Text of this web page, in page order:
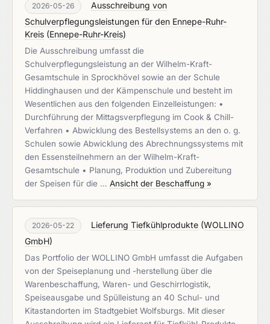
2026-05-26
Ausschreibung von
Schulverpflegungsleistungen für den Ennepe-Ruhr-
Kreis (Ennepe-Ruhr-Kreis)
Die Ausschreibung umfasst die
Schulverpflegungsleistung an der Wilhelm-Kraft-
Gesamtschule in Sprockhövel sowie an der Schule
Hiddinghausen und der Kämpenschule und besteht im
Wesentlichen aus den folgenden Einzelleistungen: •
Durchführung der Mittagsverpflegung im Cook & Chill-
Verfahren • Abwicklung des Bestellsystems an den o. g.
Schulen sowie Abwicklung des Abrechnungssystems mit
den Essensteilnehmern an der Wilhelm-Kraft-
Gesamtschule • Planung, Produktion und Zubereitung
der Speisen für die … Ansicht der Beschaffung »
2026-05-22 Lieferung Tiefkühlprodukte (WOLLINO
GmbH)
Das Portfolio der WOLLINO GmbH umfasst die Aufgaben
von der Speiseplanung und -herstellung über die
Warenbeschaffung, Waren- und Geschirrlogistik,
Speiseausgabe und Spülleistung an 40 Schul- und
Kitastandorten im Stadtgebiet Wolfsburgs. Mit dieser